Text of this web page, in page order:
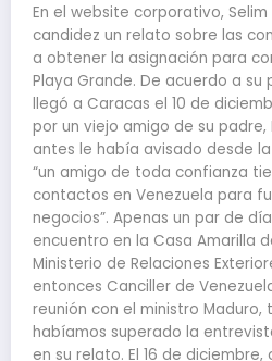
En el website corporativo,
candidez un relato sobre las
a obtener la asignación para
Playa Grande. De acuerdo a su
llegó a Caracas el 10 de
por un viejo amigo de su padre,
antes le había avisado desde
“un amigo de toda confianza
contactos en Venezuela para
negocios”. Apenas un par de
encuentro en la Casa Amarilla
Ministerio de Relaciones
entonces Canciller de
reunión con el ministro Maduro,
habíamos superado la
en su relato. El 16 de